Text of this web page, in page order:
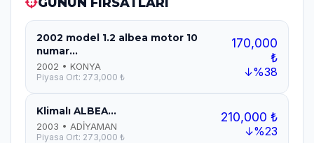
2002 model 1.2 albea motor 10
numar...
2002 • KONYA
Piyasa Ort: 273,000 ₺
170,000
₺
↓%38
Klimalı ALBEA...
2003 • ADİYAMAN
Piyasa Ort: 273,000 ₺
210,000 ₺
↓%23